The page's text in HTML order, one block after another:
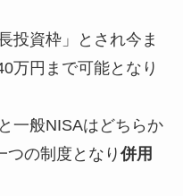
投資枠」とされ今ま
万円まで可能となり
一般NISAはどちらか
つの制度となり 併用